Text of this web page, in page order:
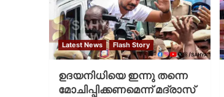
Latest News Flash Story
ഉദയനിധിയെ ഇന്നു തന്നെ
മോചിപ്പിക്കണമെന്ന് മദ്രാസ്